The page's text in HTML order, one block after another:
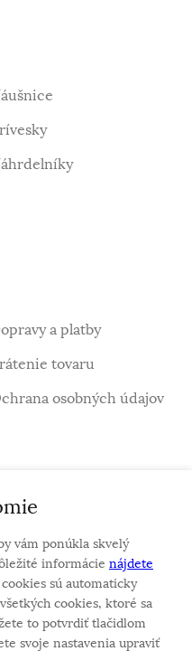
a platby
tovaru
osobných údajov
nás
sa na predaj hodiniek
vám ponúkla skvelý
informácie nájdete
sú automaticky
cookies, ktoré sa
to potvrdiť tlačidlom
svoje nastavenia upraviť